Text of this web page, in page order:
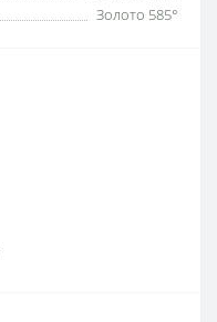
Золото 585°